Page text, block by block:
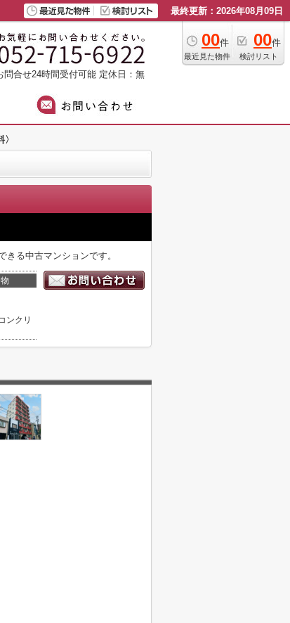
最終更新：2026年08月09日
00件
最近見た物件
00件
検討リスト
問合せ24時間受付可能 定休日：無
る中古マンションです。
ンクリ